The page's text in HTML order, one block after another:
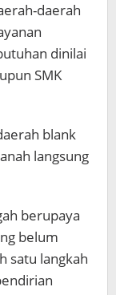
daerah
dinilai
SMK
blank
langsung
berupaya
belum
satu langkah